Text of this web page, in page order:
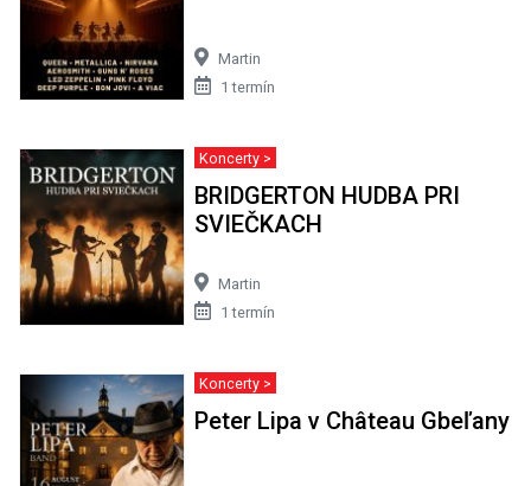
Martin
1 termín
Koncerty >
BRIDGERTON HUDBA PRI
SVIEČKACH
Martin
1 termín
Koncerty >
Peter Lipa v Château Gbeľany